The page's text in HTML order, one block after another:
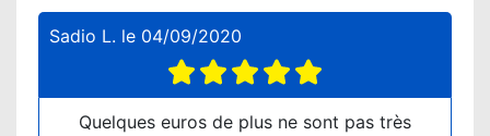
Sadio L. le 04/09/2020
Quelques euros de plus ne sont pas très